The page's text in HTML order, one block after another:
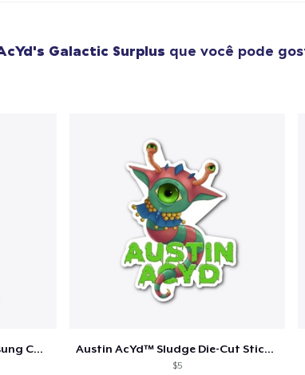
Galactic Surplus que você pode
Austin AcYd™ Sludge Samsung Case Austin AcYd™ Sludge Die-Cut Sticker
$5
Seguir para a Finalização da
Compra
Unisex Classic Pullover Hoodie
US$ 35,99